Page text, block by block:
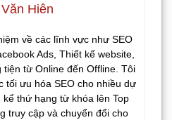
Hiên
về các lĩnh vực như SEO
Ads, Thiết kế website,
từ Online đến Offline. Tôi
tối ưu hóa SEO cho nhiều dự
thứ hạng từ khóa lên Top
truy cập và chuyển đổi cho